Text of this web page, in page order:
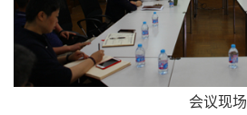
会议现场